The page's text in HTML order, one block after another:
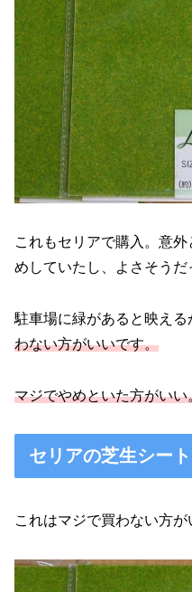
これもセリアで購入。意
めしていたし、よさそうだ
駐車場に緑があると映える
わない方がいいです。
マジでやめといた方がいい
セリアの芝生シー
これはマジで買わない方が